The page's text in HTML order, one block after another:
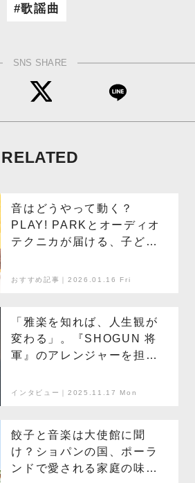
歌謡曲
SNS SHARE
RELATED
音はどうやって動く？
PLAY! PARKとオーディオ
テクニカが届ける、子ども
「Let’s! PLAY! SOUND
おすすめ記事｜2026.01.16 Fri
「雅楽を知れば、人生観が
変わる」。『SHOGUN 将
軍』のアレンジャーを担当
力を本気で伝えたい理由
インタビュー｜2025.11.17 Mon
餃子と音楽は大使館に聞
け？ショパンの国、ポーラ
ンドで愛される家庭の味〜